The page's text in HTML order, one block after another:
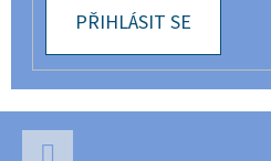
PŘIHLÁSIT SE